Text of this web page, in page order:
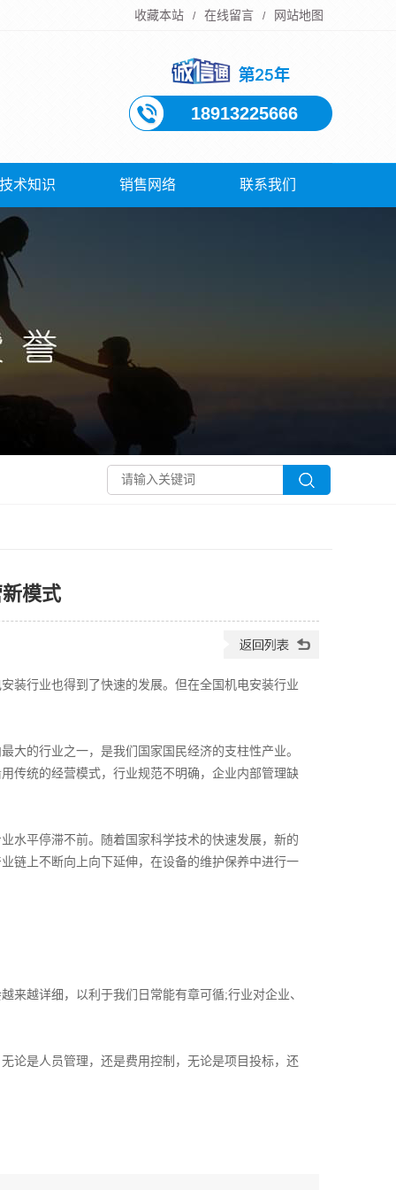
收藏本站 / 在线留言 / 网站地图
18913225666
技术知识 销售网络 联系我们
模式
行业也得到了快速的发展。但在全国机电安装行业
的行业之一，是我们国家国民经济的支柱性产业。
传统的经营模式，行业规范不明确，企业内部管理缺
平停滞不前。随着国家科学技术的快速发展，新的
链上不断向上向下延伸，在设备的维护保养中进行一
越详细，以利于我们日常能有章可循;行业对企业、
是人员管理，还是费用控制，无论是项目投标，还